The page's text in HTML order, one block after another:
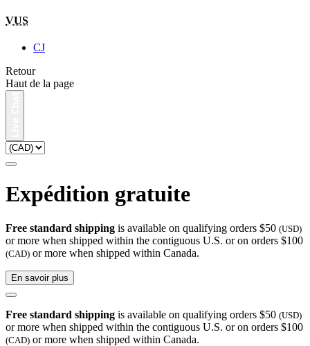
VUS
CJ
Retour
Haut de la page
Expédition gratuite
Free standard shipping is available on qualifying orders $50 (USD)
or more when shipped within the contiguous U.S. or on orders $100
(CAD) or more when shipped within Canada.
En savoir plus
Free standard shipping is available on qualifying orders $50 (USD)
or more when shipped within the contiguous U.S. or on orders $100
(CAD) or more when shipped within Canada.